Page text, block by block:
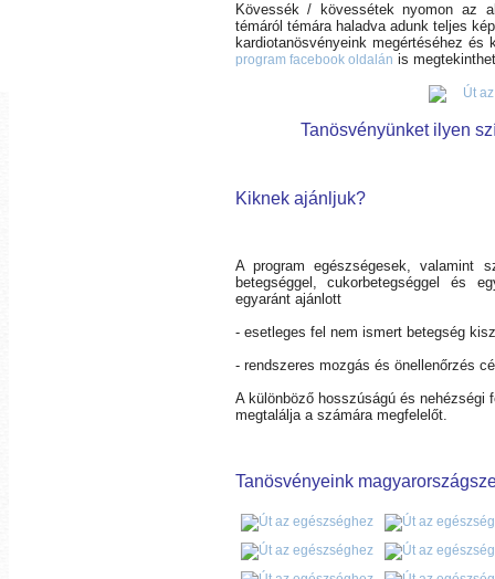
Kövessék / kövessétek nyomon az
témáról témára haladva adunk teljes
kardiotanösvényeink megértéséhez
program facebook oldalán is
Tanösvényünket ilyen
Kiknek ajánljuk?
A program egészségesek, valamint
betegséggel, cukorbetegséggel és
egyaránt ajánlott
- esetleges fel nem ismert betegség
- rendszeres mozgás és önellenőrzés
A különböző hosszúságú és
megtalálja a számára megfelelőt.
Tanösvényeink